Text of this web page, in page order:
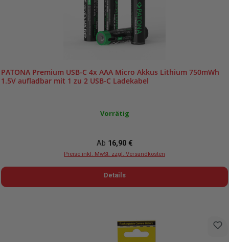
PATONA Premium USB-C 4x AAA Micro Akkus Lithium 750mWh
1.5V aufladbar mit 1 zu 2 USB-C Ladekabel
Vorrätig
Regulärer Preis:
Ab 16,90 €
Preise inkl. MwSt. zzgl. Versandkosten
Details